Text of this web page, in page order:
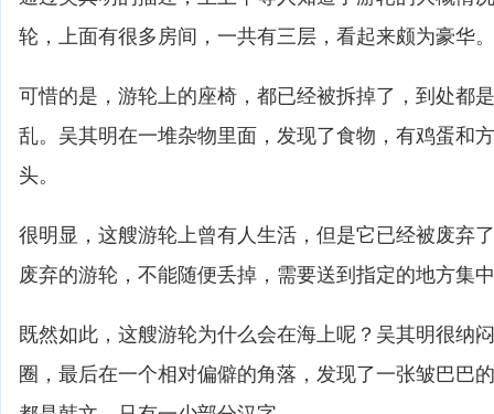
轮，上面有很多房间，一共有三层，看起来颇为豪华。
可惜的是，游轮上的座椅，都已经被拆掉了，到处都
乱。吴其明在一堆杂物里面，发现了食物，有鸡蛋和
头。
很明显，这艘游轮上曾有人生活，但是它已经被废弃
废弃的游轮，不能随便丢掉，需要送到指定的地方集
既然如此，这艘游轮为什么会在海上呢？吴其明很纳
圈，最后在一个相对偏僻的角落，发现了一张皱巴巴